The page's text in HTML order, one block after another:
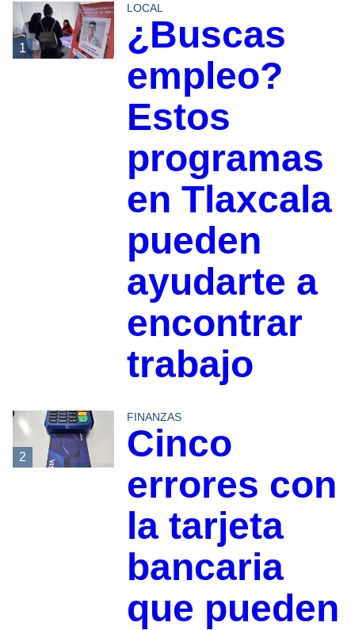
1
LOCAL
¿Buscas
empleo?
Estos
programas
en Tlaxcala
pueden
ayudarte a
encontrar
trabajo
2
FINANZAS
Cinco
errores con
la tarjeta
bancaria
que pueden